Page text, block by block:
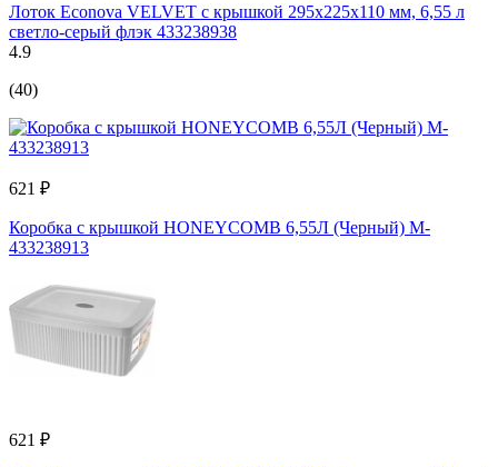
Лоток Econova VELVET с крышкой 295x225x110 мм, 6,55 л
светло-серый флэк 433238938
4.9
(40)
621 ₽
Коробка с крышкой HONEYCOMB 6,55Л (Черный) M-
433238913
621 ₽